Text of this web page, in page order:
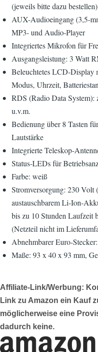
(jeweils bitte dazu bestellen)
AUX-Audioeingang (3,5-
MP3- und Audio-Player
Integriertes Mikrofon für
Ausgangsleistung: 3 Watt
Beleuchtetes LCD-Display
Modus, Uhrzeit,
RDS (Radio Data
u.v.m.
Bedienung über 8 Tasten
Lautstärke
Integrierte Teleskop-
Status-LEDs für
Farbe: weiß
Stromversorgung: 230 Volt
austauschbarem Li-Ion-
bis zu 10 Stunden Laufzeit
(Netzteil nicht im
Abnehmbarer Euro-
Maße: 93 x 40 x 93 mm,
Affiliate-Link/Werbung:
Link zu Amazon ein Kauf
möglicherweise eine
dadurch keine.